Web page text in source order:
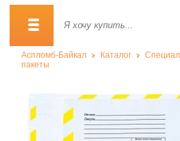
Аспломб-Байкал Каталог
пакеты